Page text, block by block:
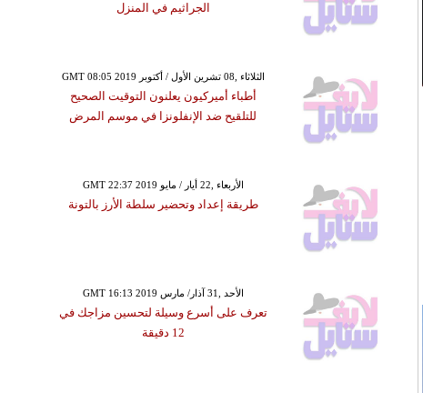
الجراثيم في المنزل
GMT 08:05 2019 الثلاثاء ,08 تشرين الأول / أكتوبر
أطباء أميركيون يعلنون التوقيت الصحيح
للتلقيح ضد الإنفلونزا في موسم المرض
GMT 22:37 2019 الأربعاء ,22 أيار / مايو
طريقة إعداد وتحضير سلطة الأرز بالتونة
GMT 16:13 2019 الأحد ,31 آذار/ مارس
تعرف على أسرع وسيلة لتحسين مزاجك في
12 دقيقة